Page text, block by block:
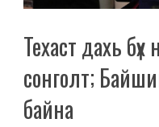
Техаст дахь
сонголт;
байна